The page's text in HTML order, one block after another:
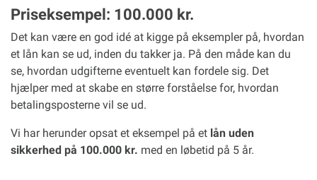
Priseksempel: 100.000 kr.
Det kan være en god idé at kigge på eksempler på, hvordan
et lån kan se ud, inden du takker ja. På den måde kan du
se, hvordan udgifterne eventuelt kan fordele sig. Det
hjælper med at skabe en større forståelse for, hvordan
betalingsposterne vil se ud.
Vi har herunder opsat et eksempel på et lån uden
sikkerhed på 100.000 kr. med en løbetid på 5 år.